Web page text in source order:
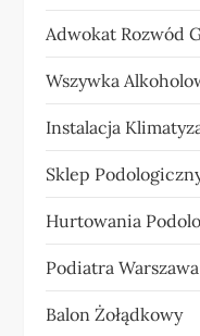
Adwokat Rozwód
Wszywka
Instalacja
Sklep
Hurtowania
Podiatra Warszawa
Balon Żołądkowy